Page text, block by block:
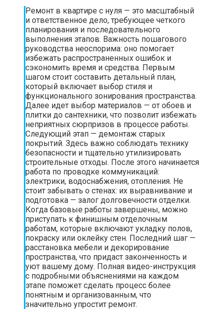
Ремонт в квартире с нуля — это масштабный
и ответственное дело, требующее четкого
планирования и последовательного
выполнения этапов. Важность пошагового
руководства неоспорима: оно помогает
избежать распространенных ошибок и
сэкономить время и средства. Первым
шагом стоит составить детальный план,
который включает выбор стиля и
функционального зонирования пространства.
Далее идет выбор материалов — от обоев и
плитки до сантехники, что позволит избежать
неприятных сюрпризов в процессе работы.
Следующий этап — демонтаж старых
покрытий. Здесь важно соблюдать технику
безопасности и тщательно утилизировать
строительные отходы. После этого начинается
работа по проводке коммуникаций:
электрики, водоснабжения, отопления. Не
стоит забывать о стенах: их выравнивание и
подготовка — залог долговечности отделки.
Когда базовые работы завершены, можно
приступать к финишным отделочным
работам, которые включают укладку полов,
покраску или оклейку стен. Последний шаг —
расстановка мебели и декорирование
пространства, что придаст законченность и
уют вашему дому. Полная видео-инструкция
с подробными объяснениями на каждом
этапе поможет сделать процесс более
понятным и организованным, что
значительно упростит ремонт.